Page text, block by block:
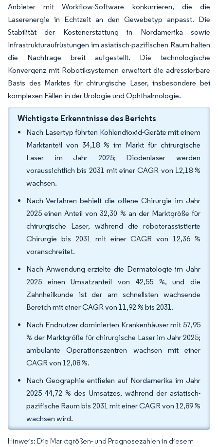
Anbieter mit Workflow-Software konkurrieren, die die
Laserenergie in Echtzeit an den Gewebetyp anpasst. Die
Stabilität der Kostenerstattung in Nordamerika sowie
Infrastrukturaufrüstungen im asiatisch-pazifischen Raum halten
die Nachfrage breit aufgestellt. Die technologische
Konvergenz mit Robotiksystemen erweitert die adressierbare
Basis des Marktes für chirurgische Laser, insbesondere bei
komplexen Fällen in der Urologie und Ophthalmologie.
Wichtigste Erkenntnisse des Berichts
Nach Lasertyp führten Kohlendioxid-Geräte mit einem
Marktanteil von 34,18 % im Markt für chirurgische
Laser im Jahr 2025; Diodenlaser werden
voraussichtlich bis 2031 mit einer CAGR von 12,18 %
wachsen.
Nach Verfahren behielt die offene Chirurgie im Jahr
2025 einen Anteil von 32,30 % an der Marktgröße für
chirurgische Laser, während die roboterassistierte
Chirurgie bis 2031 mit einer CAGR von 12,36 %
voranschreitet.
Nach Anwendung erzielte die Dermatologie im Jahr
2025 einen Umsatzanteil von 42,55 %, und die
Zahnheilkunde ist der am schnellsten wachsende
Bereich mit einer CAGR von 11,92 % bis 2031.
Nach Endnutzer dominierten Krankenhäuser mit 57,95
% der Marktgröße für chirurgische Laser im Jahr 2025;
ambulante Operationszentren wachsen mit einer
CAGR von 12,08 %.
Nach Geographie entfielen auf Nordamerika im Jahr
2025 44,72 % des Umsatzes, während der asiatisch-
pazifische Raum bis 2031 mit einer CAGR von 12,89 %
wachsen wird.
Hinweis: Die Marktgrößen- und Prognosezahlen in diesem